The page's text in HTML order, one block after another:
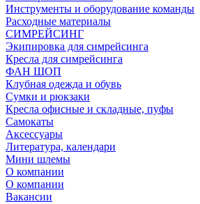
Инструменты и оборудование команды
Расходные материалы
СИМРЕЙСИНГ
Экипировка для симрейсинга
Кресла для симрейсинга
ФАН ШОП
Клубная одежда и обувь
Сумки и рюкзаки
Кресла офисные и складные, пуфы
Самокаты
Аксессуары
Литература, календари
Мини шлемы
О компании
О компании
Вакансии